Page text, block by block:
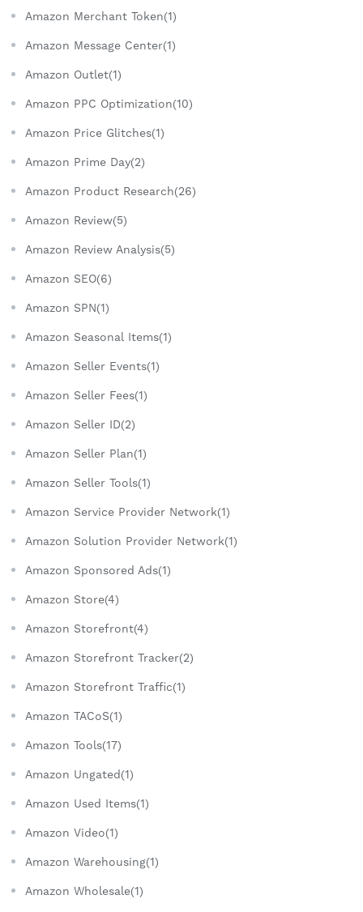
Amazon Merchant Token(1)
Amazon Message Center(1)
Amazon Outlet(1)
Amazon PPC Optimization(10)
Amazon Price Glitches(1)
Amazon Prime Day(2)
Amazon Product Research(26)
Amazon Review(5)
Amazon Review Analysis(5)
Amazon SEO(6)
Amazon SPN(1)
Amazon Seasonal Items(1)
Amazon Seller Events(1)
Amazon Seller Fees(1)
Amazon Seller ID(2)
Amazon Seller Plan(1)
Amazon Seller Tools(1)
Amazon Service Provider Network(1)
Amazon Solution Provider Network(1)
Amazon Sponsored Ads(1)
Amazon Store(4)
Amazon Storefront(4)
Amazon Storefront Tracker(2)
Amazon Storefront Traffic(1)
Amazon TACoS(1)
Amazon Tools(17)
Amazon Ungated(1)
Amazon Used Items(1)
Amazon Video(1)
Amazon Warehousing(1)
Amazon Wholesale(1)